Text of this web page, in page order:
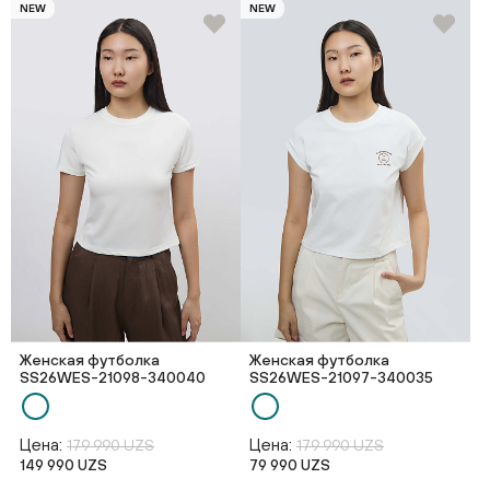
NEW
Женская футболка
SS26WES-21098-340040
Цена: 179 990 UZS
149 990 UZS
NEW
Женская футболка
SS26WES-21097-340035
Цена: 179 990 UZS
79 990 UZS